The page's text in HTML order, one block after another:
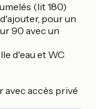
(lit 180)
pour un
90 avec un
d'eau et WC
avec accès privé